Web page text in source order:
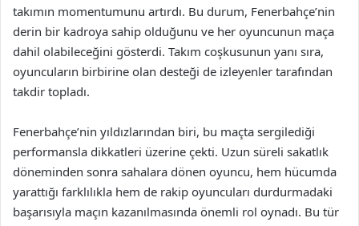
takımın momentumunu artırdı. Bu durum, Fenerbahçe’nin
derin bir kadroya sahip olduğunu ve her oyuncunun maça
dahil olabileceğini gösterdi. Takım coşkusunun yanı sıra,
oyuncuların birbirine olan desteği de izleyenler tarafından
takdir topladı.
Fenerbahçe’nin yıldızlarından biri, bu maçta sergilediği
performansla dikkatleri üzerine çekti. Uzun süreli sakatlık
döneminden sonra sahalara dönen oyuncu, hem hücumda
yarattığı farklılıkla hem de rakip oyuncuları durdurmadaki
başarısıyla maçın kazanılmasında önemli rol oynadı. Bu tür